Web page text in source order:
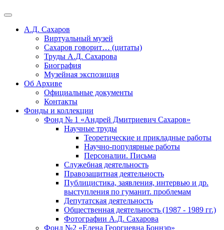
А.Д. Сахаров
Виртуальный музей
Сахаров говорит… (цитаты)
Труды А.Д. Сахарова
Биография
Музейная экспозиция
Об Архиве
Официальные документы
Контакты
Фонды и коллекции
Фонд № 1 «Андрей Дмитриевич Сахаров»
Научные труды
Теоретические и прикладные работы
Научно-популярные работы
Персоналии. Письма
Служебная деятельность
Правозащитная деятельность
Публицистика, заявления, интервью и др.
выступления по гуманит. проблемам
Депутатская деятельность
Общественная деятельность (1987 - 1989 гг.)
Фотографии А.Д. Сахарова
Фонд №2 «Елена Георгиевна Боннэр»